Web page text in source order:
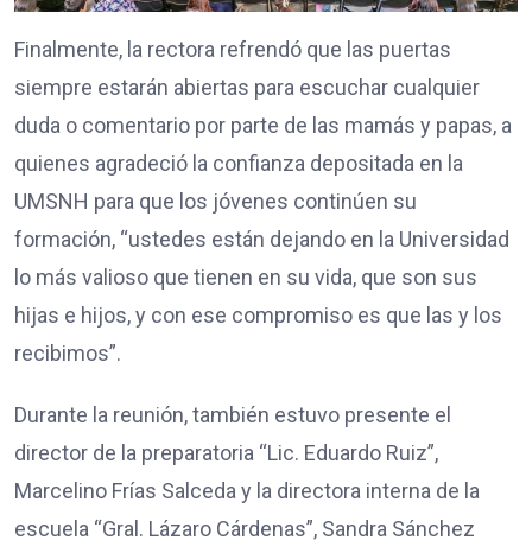
Finalmente, la rectora refrendó que las puertas
siempre estarán abiertas para escuchar cualquier
duda o comentario por parte de las mamás y papas, a
quienes agradeció la confianza depositada en la
UMSNH para que los jóvenes continúen su
formación, “ustedes están dejando en la Universidad
lo más valioso que tienen en su vida, que son sus
hijas e hijos, y con ese compromiso es que las y los
recibimos”.
Durante la reunión, también estuvo presente el
director de la preparatoria “Lic. Eduardo Ruiz”,
Marcelino Frías Salceda y la directora interna de la
escuela “Gral. Lázaro Cárdenas”, Sandra Sánchez